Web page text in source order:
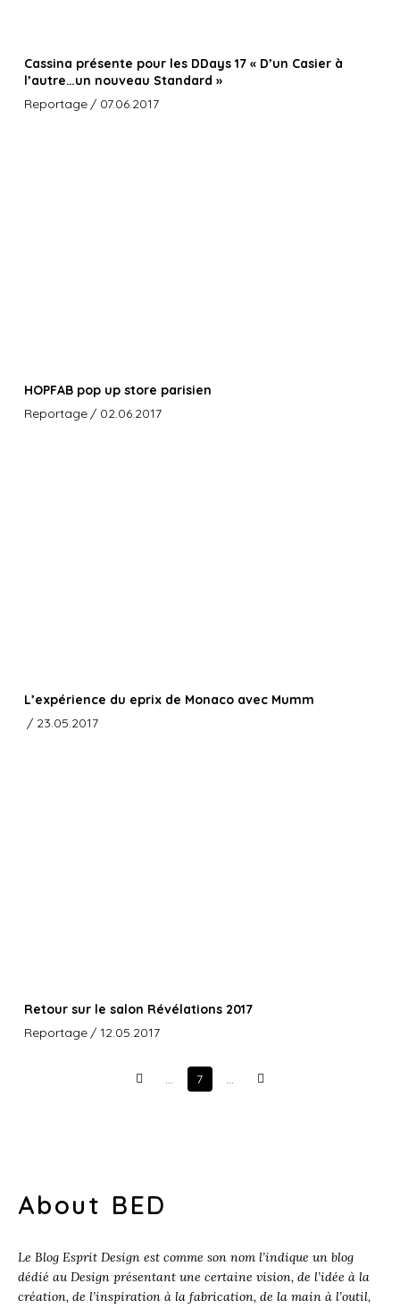
Cassina présente pour les DDays 17 « D’un Casier à
l’autre…un nouveau Standard »
Reportage / 07.06.2017
HOPFAB pop up store parisien
Reportage / 02.06.2017
L’expérience du eprix de Monaco avec Mumm
/ 23.05.2017
Retour sur le salon Révélations 2017
Reportage / 12.05.2017
Prev … 7 … Next
About BED
Le Blog Esprit Design est comme son nom l’indique un blog
dédié au Design présentant une certaine vision, de l’idée à la
création, de l’inspiration à la fabrication, de la main à l’outil,